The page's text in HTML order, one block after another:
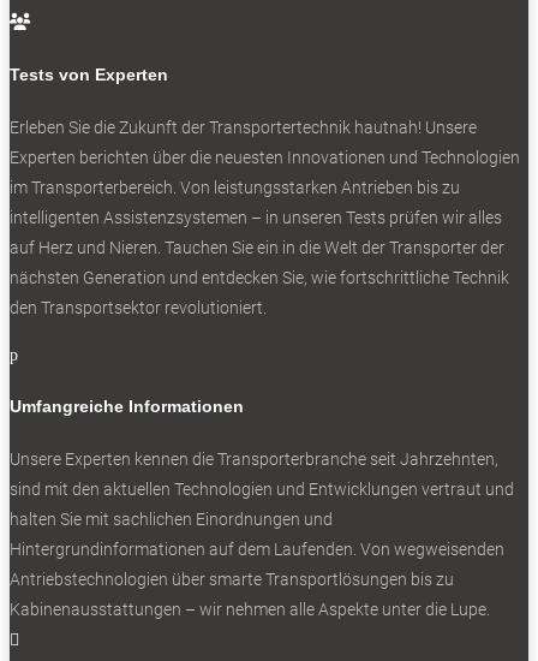
Zur Ausstattungslinie namens Citan Base gehört jetzt
Rückfahrkamera. Die gehobene Ausführung Citan Pro
Staufach, einen höhenverstellbaren Beifahrersitz und eine
Lordosenstütze für den Fahrersitz. An Bord sind ebenfalls
Totwinkel-Assistent, Nebelscheinwerfer und elektrisch
anklapp- und einstellbare Außenspiegel. Die
Ausstattungslinie Select glänzt unter anderem mit LED-
Scheinwerfern, Chrom- und Lederelementen. Generell
kommen weitere Assistenz- und Sicherheitssysteme
Sie interessieren sich für den Mercedes Citan? Hier gibt es
Experten-Test: Mercedes eCitan
Und dann wäre noch der Zwillingsbruder Renault Kangoo
Rapid:
Experten-Test: Renault Kangoo Rapid

Tests von Experten
Erleben Sie die Zukunft der Transportertechnik hautnah! Unsere
Experten berichten über die neuesten Innovationen und Technologien
im Transporterbereich. Von leistungsstarken Antrieben bis zu
intelligenten Assistenzsystemen – in unseren Tests prüfen wir alles
auf Herz und Nieren. Tauchen Sie ein in die Welt der Transporter der
nächsten Generation und entdecken Sie, wie fortschrittliche Technik
den Transportsektor revolutioniert.
p
Umfangreiche Informationen
Unsere Experten kennen die Transporterbranche seit Jahrzehnten,
sind mit den aktuellen Technologien und Entwicklungen vertraut und
halten Sie mit sachlichen Einordnungen und
Hintergrundinformationen auf dem Laufenden. Von wegweisenden
Antriebstechnologien über smarte Transportlösungen bis zu
Kabinenausstattungen – wir nehmen alle Aspekte unter die Lupe.
